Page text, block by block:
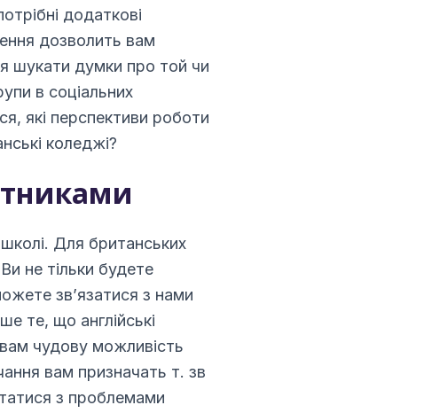
додаткові
дозволить вам
шукати думки про той чи
в соціальних
які перспективи роботи
коледжі?
Для британських
не тільки будете
зв’язатися з нами
те, що англійські
чудову можливість
вам призначать т. зв
з проблемами